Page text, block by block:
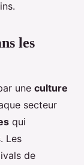
les
une culture
secteur
qui
Les
de